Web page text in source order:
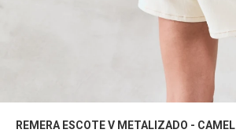
REMERA ESCOTE V METALIZADO - CAMEL